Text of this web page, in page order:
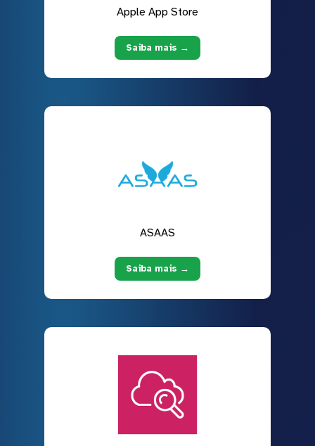
Apple App Store
Saiba mais →
ASAAS
Saiba mais →